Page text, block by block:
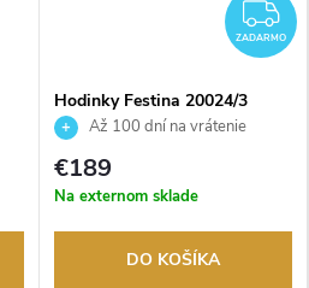
ZADARMO
Hodinky Festina 20024/3
Až 100 dní na vrátenie
tovaru. Autorizovaný predajca.
€189
Na externom sklade
DO KOŠÍKA